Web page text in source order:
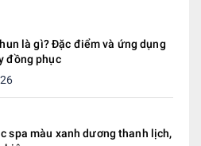
là gì? Đặc điểm và ứng dụng
đồng phục
spa màu xanh dương thanh lịch,